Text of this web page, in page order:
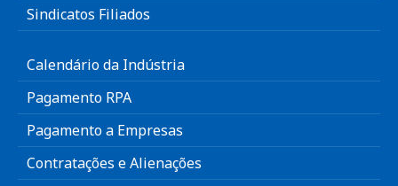
Sindicatos Filiados
Calendário da Indústria
Pagamento RPA
Pagamento a Empresas
Contratações e Alienações